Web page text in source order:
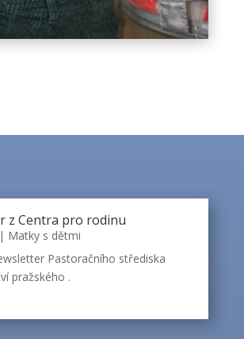
z Centra pro rodinu
| Matky s dětmi
Pastoračního střediska
pražského .